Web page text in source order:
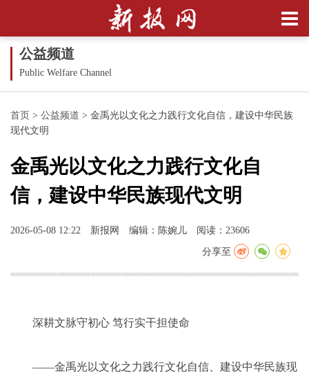
公益频道
Public Welfare Channel
首页 > 公益频道 > 金禹光以文化之力践行文化自信，建设中华民族
现代文明
金禹光以文化之力践行文化自
信，建设中华民族现代文明
2026-05-08 12:22 新报网 编辑：陈婉儿 阅读：23606
分享至
深耕文脉守初心 笃行实干担使命
——金禹光以文化之力践行文化自信、建设中华民族现